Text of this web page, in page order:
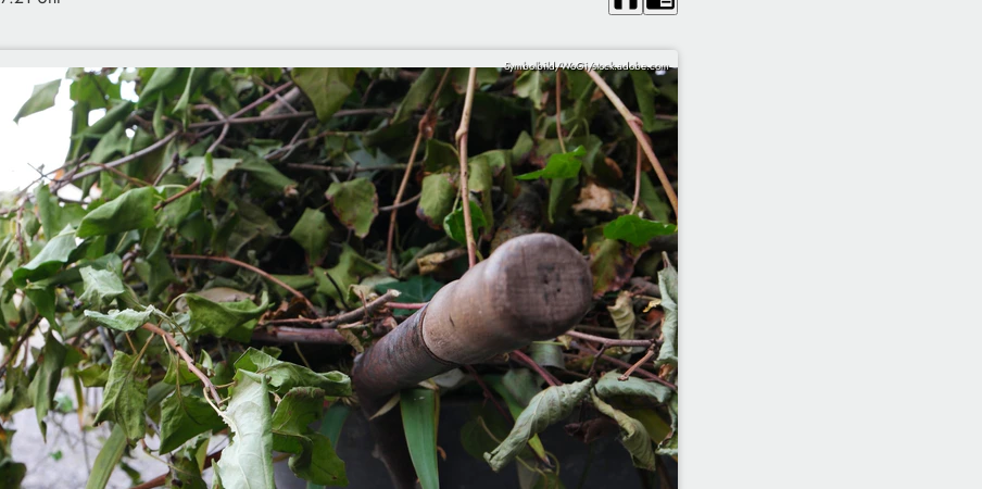
Symbolbild/WoGi/stock.adobe.com